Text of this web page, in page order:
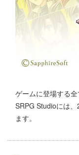
ゲームに登場する
SRPG Studioには
ます。